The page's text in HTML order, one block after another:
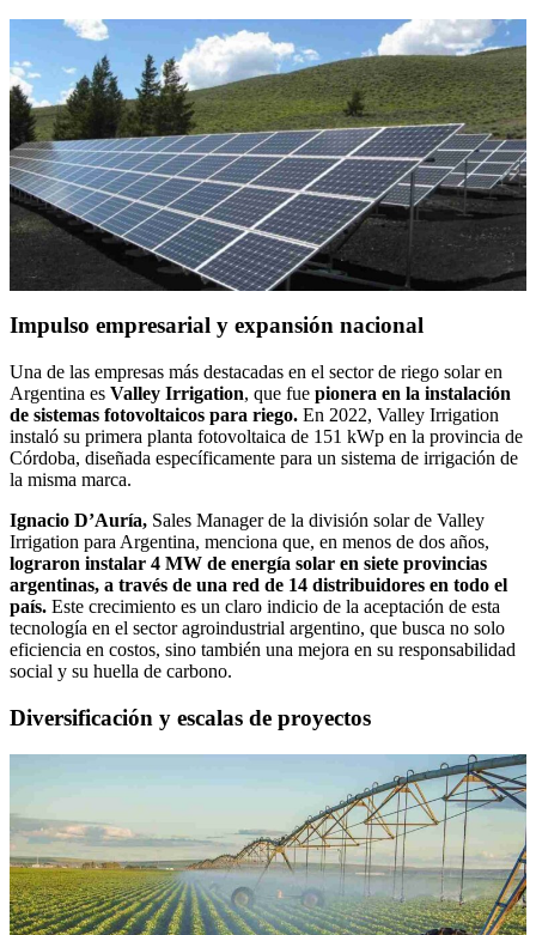
Impulso empresarial y expansión nacional
Una de las empresas más destacadas en el sector de riego solar en
Argentina es Valley Irrigation, que fue pionera en la instalación
de sistemas fotovoltaicos para riego. En 2022, Valley Irrigation
instaló su primera planta fotovoltaica de 151 kWp en la provincia de
Córdoba, diseñada específicamente para un sistema de irrigación de
la misma marca.
Ignacio D’Auría, Sales Manager de la división solar de Valley
Irrigation para Argentina, menciona que, en menos de dos años,
lograron instalar 4 MW de energía solar en siete provincias
argentinas, a través de una red de 14 distribuidores en todo el
país. Este crecimiento es un claro indicio de la aceptación de esta
tecnología en el sector agroindustrial argentino, que busca no solo
eficiencia en costos, sino también una mejora en su responsabilidad
social y su huella de carbono.
Diversificación y escalas de proyectos